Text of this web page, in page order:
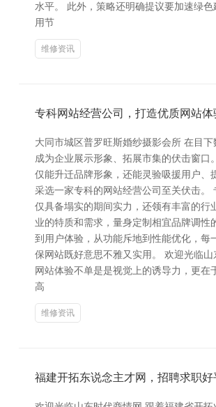
水平。 此外，策略还明确提议要加速绿
用节
维修资讯
专科网站经营公司，打造优质网站体
大同市城区普罗旺斯婚纱摄影会所 在目
成为企业展示形象、拓展市集的伏击窗口
仅能升迁品牌形象，还能灵验吸援用户、
采选一家专科的网站经营公司至关伏击。
仅具备塌实的期间实力，还领有丰富的行
业的特质和需求，量身定制相宜品牌调性
到用户体验，从功能斥地到性能优化，每
保网站既好意思不雅又实用。 欢迎光临
网站体验不单是是视觉上的诱导力，更在
高
维修资讯
福建开拓东说念主才网，招聘求职好